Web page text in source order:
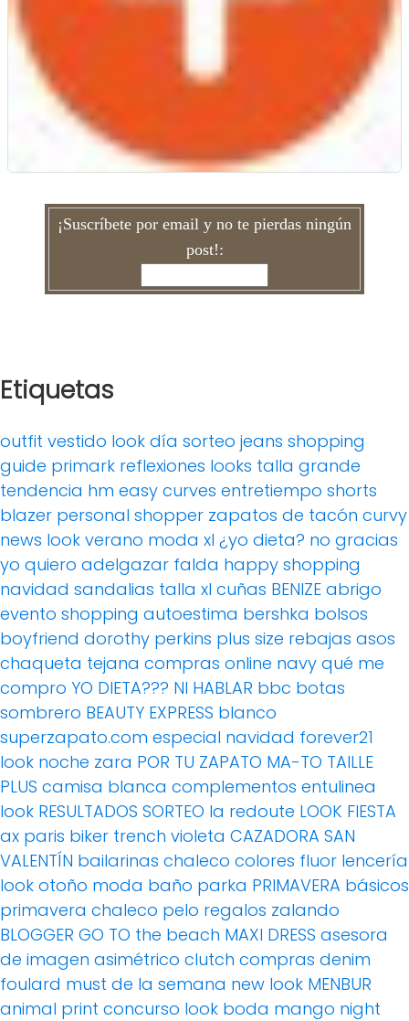
¡Suscríbete por email y no te pierdas ningún
post!:
Etiquetas
outfit vestido look día sorteo jeans shopping
guide primark reflexiones looks talla grande
tendencia hm easy curves entretiempo shorts
blazer personal shopper zapatos de tacón curvy
news look verano moda xl ¿yo dieta? no gracias
yo quiero adelgazar falda happy shopping
navidad sandalias talla xl cuñas BENIZE abrigo
evento shopping autoestima bershka bolsos
boyfriend dorothy perkins plus size rebajas asos
chaqueta tejana compras online navy qué me
compro YO DIETA??? NI HABLAR bbc botas
sombrero BEAUTY EXPRESS blanco
superzapato.com especial navidad forever21
look noche zara POR TU ZAPATO MA-TO TAILLE
PLUS camisa blanca complementos entulinea
look RESULTADOS SORTEO la redoute LOOK FIESTA
ax paris biker trench violeta CAZADORA SAN
VALENTÍN bailarinas chaleco colores fluor lencería
look otoño moda baño parka PRIMAVERA básicos
primavera chaleco pelo regalos zalando
BLOGGER GO TO the beach MAXI DRESS asesora
de imagen asimétrico clutch compras denim
foulard must de la semana new look MENBUR
animal print concurso look boda mango night